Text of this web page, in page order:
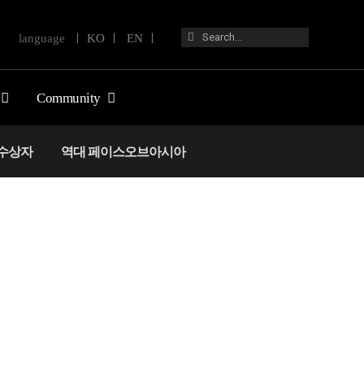
language ㅣ KO ㅣ EN ㅣ
검
Community
상자 역대 페이스오브아시아